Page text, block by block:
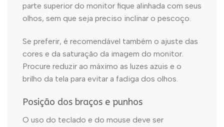
parte superior do monitor fique alinhada com seus
olhos, sem que seja preciso inclinar o pescoço.
Se preferir, é recomendável também o ajuste das
cores e da saturação da imagem do monitor.
Procure reduzir ao máximo as luzes azuis e o
brilho da tela para evitar a fadiga dos olhos.
Posição dos braços e punhos
O uso do teclado e do mouse deve ser